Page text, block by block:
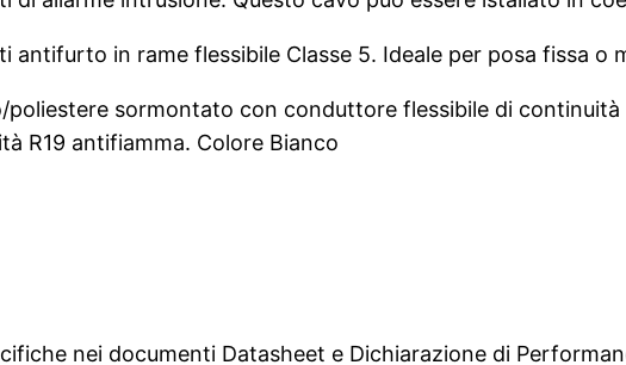
antifurto in rame flessibile Classe 5. Ideale per posa fissa
sormontato con conduttore flessibile di continuità
R19 antifiamma. Colore Bianco
nei documenti Datasheet e Dichiarazione di